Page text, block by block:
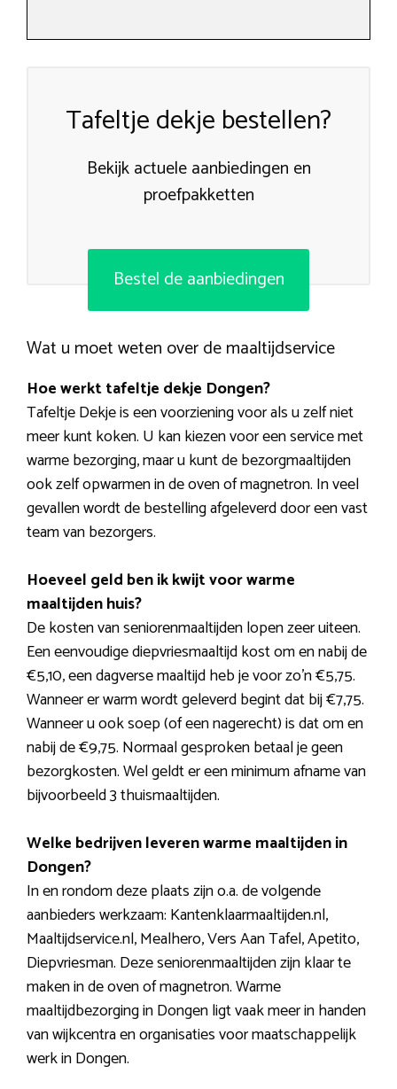
Tafeltje dekje bestellen?
Bekijk actuele aanbiedingen en
proefpakketten
Bestel de aanbiedingen
Wat u moet weten over de maaltijdservice
Hoe werkt tafeltje dekje Dongen?
Tafeltje Dekje is een voorziening voor als u zelf niet
meer kunt koken. U kan kiezen voor een service met
warme bezorging, maar u kunt de bezorgmaaltijden
ook zelf opwarmen in de oven of magnetron. In veel
gevallen wordt de bestelling afgeleverd door een vast
team van bezorgers.
Hoeveel geld ben ik kwijt voor warme
maaltijden huis?
De kosten van seniorenmaaltijden lopen zeer uiteen.
Een eenvoudige diepvriesmaaltijd kost om en nabij de
€5,10, een dagverse maaltijd heb je voor zo’n €5,75.
Wanneer er warm wordt geleverd begint dat bij €7,75.
Wanneer u ook soep (of een nagerecht) is dat om en
nabij de €9,75. Normaal gesproken betaal je geen
bezorgkosten. Wel geldt er een minimum afname van
bijvoorbeeld 3 thuismaaltijden.
Welke bedrijven leveren warme maaltijden in
Dongen?
In en rondom deze plaats zijn o.a. de volgende
aanbieders werkzaam: Kantenklaarmaaltijden.nl,
Maaltijdservice.nl, Mealhero, Vers Aan Tafel, Apetito,
Diepvriesman. Deze seniorenmaaltijden zijn klaar te
maken in de oven of magnetron. Warme
maaltijdbezorging in Dongen ligt vaak meer in handen
van wijkcentra en organisaties voor maatschappelijk
werk in Dongen.